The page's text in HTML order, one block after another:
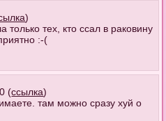
)
только тех, кто ссал в раковину
:-(
(ссылка)
там можно сразу хуй о